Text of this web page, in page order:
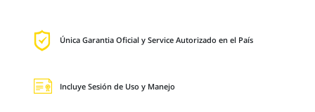
Única Garantia Oficial y Service Autorizado en el País
Incluye Sesión de Uso y Manejo